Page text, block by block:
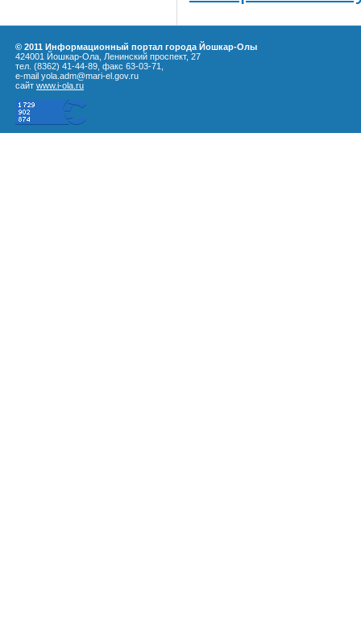
© 2011 Информационный портал города Йошкар-Олы
424001 Йошкар-Ола, Ленинский проспект, 27
тел. (8362) 41-44-89, факс 63-03-71,
e-mail yola.adm@mari-el.gov.ru
сайт www.i-ola.ru